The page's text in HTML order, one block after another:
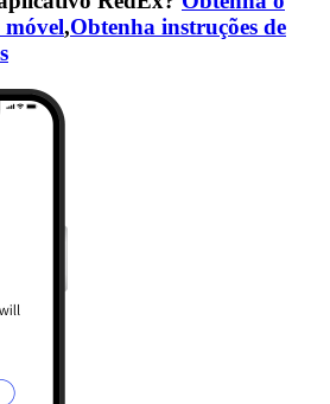
,Obtenha instruções de